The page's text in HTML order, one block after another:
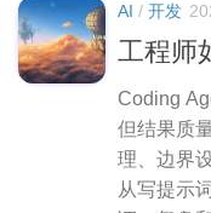
AI / 开发
工程师
Coding
但结果质
理、边界
从写提示